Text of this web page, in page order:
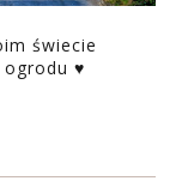
świecie
♥